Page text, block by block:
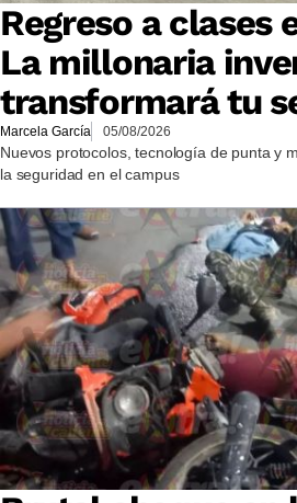
Regreso a clases
La millonaria
transformará tu
Marcela García 05/08/2026
Nuevos protocolos, tecnología de punta y
la seguridad en el campus